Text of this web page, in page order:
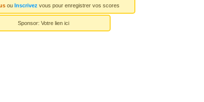
ou Inscrivez vous pour enregistrer vos scores
Sponsor: Votre lien ici